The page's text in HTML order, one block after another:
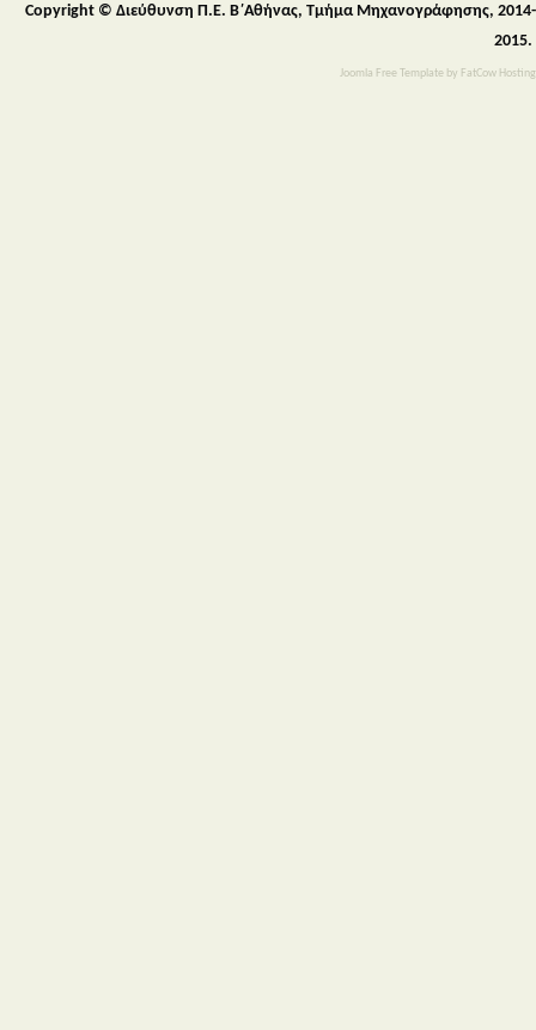
Joomla Free Template by FatCow Hosting
Copyright © Διεύθυνση Π.Ε. Β΄Αθήνας, Τμήμα Μηχανογράφησης, 2014-
2015.